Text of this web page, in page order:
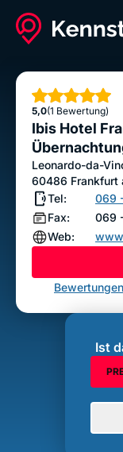
Ibis Hotel
5,0
Sterne
(1 Bewertung)
Ibis Hotel
Leonardo-da-
60486 Frankfurt
Tel:
069
Fax:
069
Web:
Ist